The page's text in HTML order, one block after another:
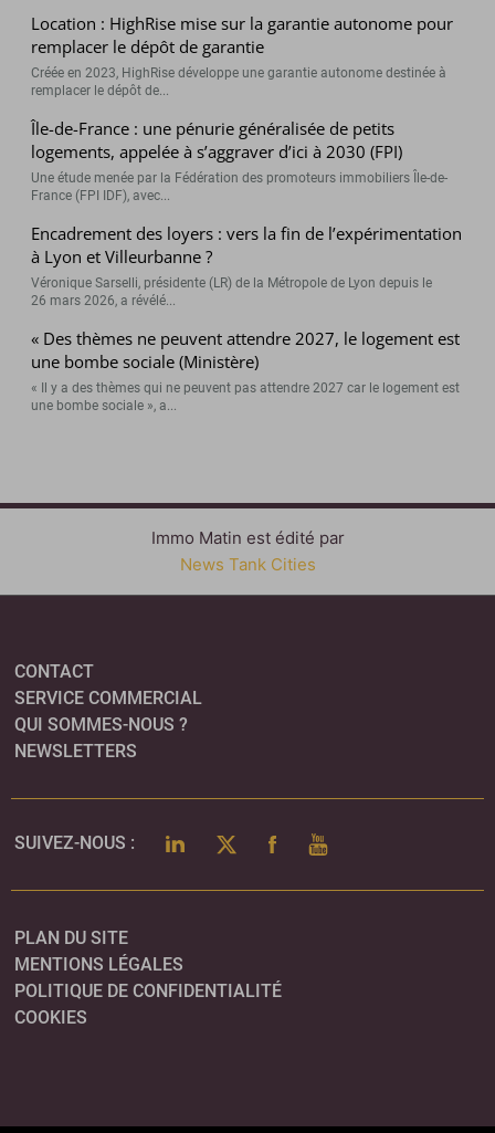
Location : HighRise mise sur la garantie autonome pour
remplacer le dépôt de garantie
Créée en 2023, HighRise développe une garantie autonome destinée à
remplacer le dépôt de...
Île-de-France : une pénurie généralisée de petits
logements, appelée à s’aggraver d’ici à 2030 (FPI)
Une étude menée par la Fédération des promoteurs immobiliers Île-de-
France (FPI IDF), avec...
Encadrement des loyers : vers la fin de l’expérimentation
à Lyon et Villeurbanne ?
Véronique Sarselli, présidente (LR) de la Métropole de Lyon depuis le
26 mars 2026, a révélé...
« Des thèmes ne peuvent attendre 2027, le logement est
une bombe sociale (Ministère)
« Il y a des thèmes qui ne peuvent pas attendre 2027 car le logement est
une bombe sociale », a...
Immo Matin est édité par
News Tank Cities
CONTACT
SERVICE COMMERCIAL
QUI SOMMES-NOUS ?
NEWSLETTERS
SUIVEZ-NOUS : LINKEDINTWITTERFACEBOOK
YOUTUBE
PLAN DU SITE
MENTIONS LÉGALES
POLITIQUE DE CONFIDENTIALITÉ
COOKIES